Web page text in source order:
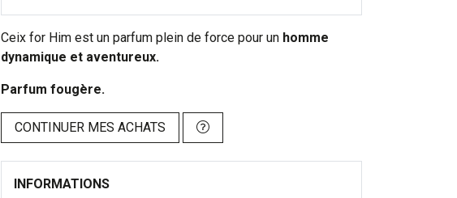
Ceix for Him est un parfum plein de force pour un homme
dynamique et aventureux.
Parfum fougère.
CONTINUER MES ACHATS
INFORMATIONS